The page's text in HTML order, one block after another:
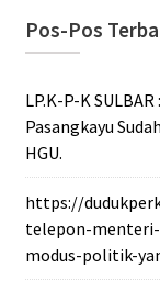
Pos-Pos
LP.K-P-K
Pasangkayu
HGU.
https://
telepon-
modus-politik-